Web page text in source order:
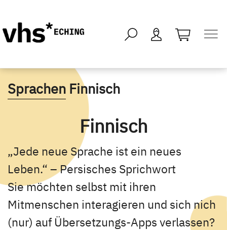
öffnen -
Sprachen Finnisch
Finnisch
„Jede neue Sprache ist ein neues
Leben.“ – Persisches Sprichwort
Sie möchten selbst mit ihren
Mitmenschen interagieren und sich nich
(nur) auf Übersetzungs-Apps verlassen?